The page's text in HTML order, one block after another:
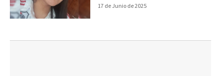
17 de Junio de 2025